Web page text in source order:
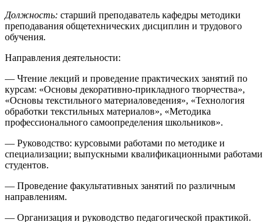
Должность: старший преподаватель кафедры методики
преподавания общетехнических дисциплин и трудового
обучения.
Направления деятельности:
— Чтение лекций и проведение практических занятий по
курсам: «Основы декоративно-прикладного творчества»,
«Основы текстильного материаловедения», «Технология
обработки текстильных материалов», «Методика
профессионального самоопределения школьников».
— Руководство: курсовыми работами по методике и
специализации; выпускными квалификационными работами
студентов.
— Проведение факультативных занятий по различным
направлениям.
— Организация и руководство педагогической практикой.